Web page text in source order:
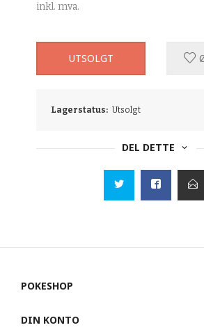
inkl. mva.
UTSOLGT
Lagerstatus: Utsolgt
DEL DETTE
POKESHOP
DIN KONTO